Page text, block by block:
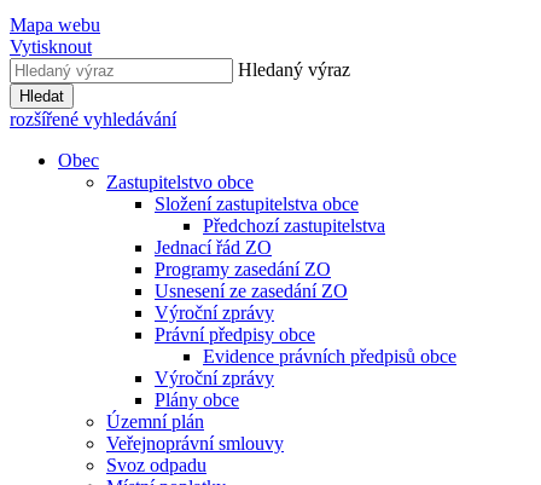
Mapa webu
Vytisknout
Hledaný výraz
Hledat
rozšířené vyhledávání
Obec
Zastupitelstvo obce
Složení zastupitelstva obce
Předchozí zastupitelstva
Jednací řád ZO
Programy zasedání ZO
Usnesení ze zasedání ZO
Výroční zprávy
Právní předpisy obce
Evidence právních předpisů obce
Výroční zprávy
Plány obce
Územní plán
Veřejnoprávní smlouvy
Svoz odpadu